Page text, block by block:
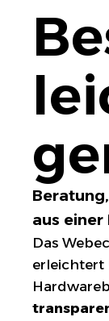
aus einer
Das
erleichtert